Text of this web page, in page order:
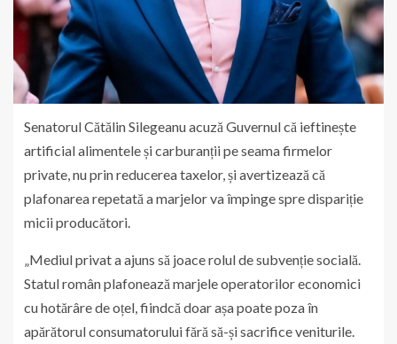
Senatorul Cătălin Silegeanu acuză Guvernul că ieftinește
artificial alimentele și carburanții pe seama firmelor
private, nu prin reducerea taxelor, și avertizează că
plafonarea repetată a marjelor va împinge spre dispariție
micii producători.
„Mediul privat a ajuns să joace rolul de subvenție socială.
Statul român plafonează marjele operatorilor economici
cu hotărâre de oțel, fiindcă doar așa poate poza în
apărătorul consumatorului fără să-și sacrifice veniturile.